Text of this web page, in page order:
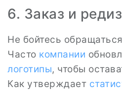
6. Заказ и
Не бойтесь
Часто компании
логотипы, чтобы
Как утверждает